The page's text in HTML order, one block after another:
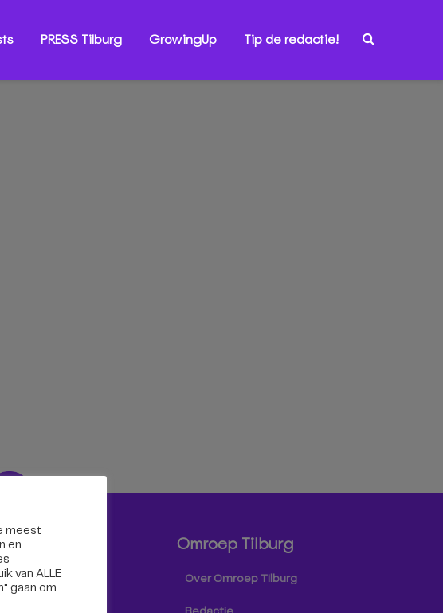
PRESS Tilburg GrowingUp Tip de redactie!
Omroep Tilburg
Over Omroep Tilburg
meest
en
van ALLE
gaan om